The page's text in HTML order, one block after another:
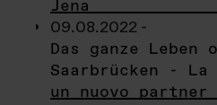
Jena
09.08.2022 -
Das ganze Leben
Saarbrücken - La
un nuovo partner